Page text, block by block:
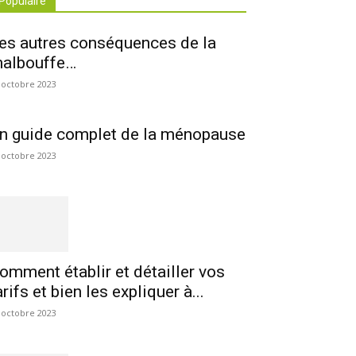
autres conséquences de la
octobre 2023
guide complet de la ménopause
octobre 2023
établir et détailler vos
et bien les expliquer à...
octobre 2023